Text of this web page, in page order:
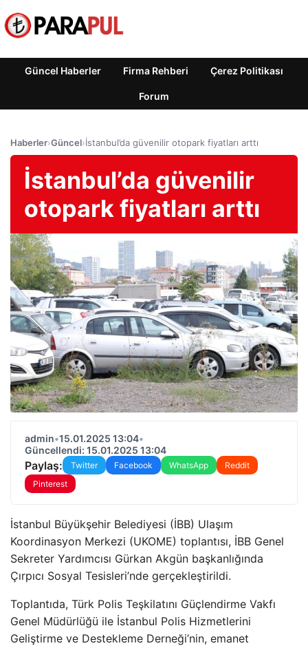
Güncel Haberler Firma Rehberi Çerez Politikası
Forum
Haberler›Güncel›İstanbul’da güvenilir otopark fiyatları arttı
İstanbul’da güvenilir
otopark fiyatları arttı
admin•15.01.2025 13:04•
Güncellendi: 15.01.2025 13:04
Paylaş: Twitter Facebook WhatsApp
Reddit
Pinterest
İstanbul Büyükşehir Belediyesi (İBB) Ulaşım
Koordinasyon Merkezi (UKOME) toplantısı, İBB Genel
Sekreter Yardımcısı Gürkan Akgün başkanlığında
Çırpıcı Sosyal Tesisleri’nde gerçekleştirildi.
Toplantıda, Türk Polis Teşkilatını Güçlendirme Vakfı
Genel Müdürlüğü ile İstanbul Polis Hizmetlerini
Geliştirme ve Destekleme Derneği’nin, emanet